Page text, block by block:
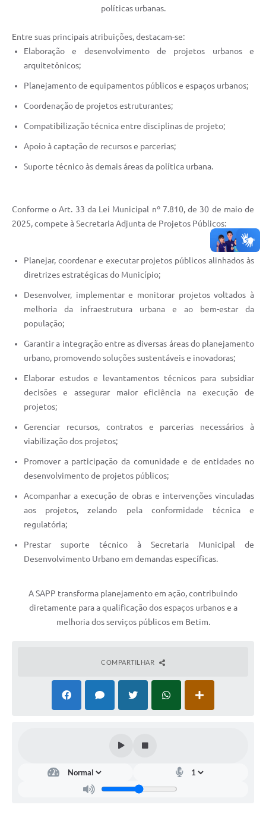
políticas urbanas.
Entre suas principais atribuições, destacam-se:
Elaboração e desenvolvimento de projetos urbanos e
arquitetônicos;
Planejamento de equipamentos públicos e espaços urbanos;
Coordenação de projetos estruturantes;
Compatibilização técnica entre disciplinas de projeto;
Apoio à captação de recursos e parcerias;
Suporte técnico às demais áreas da política urbana.
Conforme o Art. 33 da Lei Municipal nº 7.810, de 30 de maio de
2025, compete à Secretaria Adjunta de Projetos Públicos:
Planejar, coordenar e executar projetos públicos alinhados às
diretrizes estratégicas do Município;
Desenvolver, implementar e monitorar projetos voltados à
melhoria da infraestrutura urbana e ao bem-estar da
população;
Garantir a integração entre as diversas áreas do planejamento
urbano, promovendo soluções sustentáveis e inovadoras;
Elaborar estudos e levantamentos técnicos para subsidiar
decisões e assegurar maior eficiência na execução de
projetos;
Gerenciar recursos, contratos e parcerias necessários à
viabilização dos projetos;
Promover a participação da comunidade e de entidades no
desenvolvimento de projetos públicos;
Acompanhar a execução de obras e intervenções vinculadas
aos projetos, zelando pela conformidade técnica e
regulatória;
Prestar suporte técnico à Secretaria Municipal de
Desenvolvimento Urbano em demandas específicas.
A SAPP transforma planejamento em ação, contribuindo
diretamente para a qualificação dos espaços urbanos e a
melhoria dos serviços públicos em Betim.
COMPARTILHAR